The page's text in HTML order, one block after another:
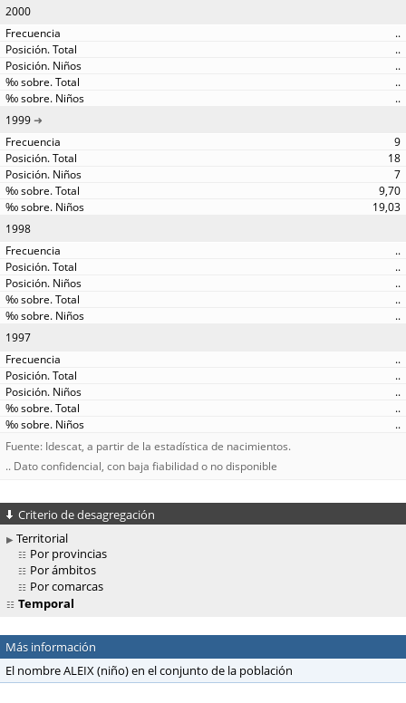
2000
..
..
..
..
..
1999
9
18
7
9,70
19,03
1998
..
..
..
..
..
1997
..
..
..
..
..
Fuente: Idescat, a partir de la estadística de nacimientos.
.. Dato confidencial, con baja fiabilidad o no disponible
Criterio de desagregación
Territorial
Por provincias
Por ámbitos
Por comarcas
Temporal
Más información
El nombre ALEIX (niño) en el conjunto de la población